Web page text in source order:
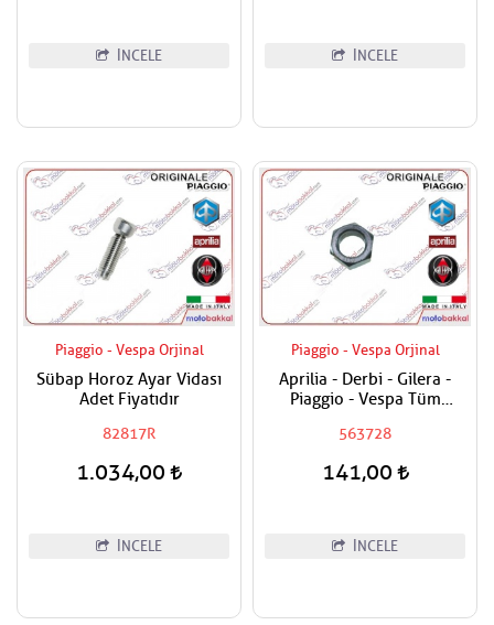
İNCELE İNCELE
Piaggio - Vespa Orjinal
Sübap Horoz Ayar Vidası
Adet Fiyatıdır
82817R
1.034,00
İNCELE
Piaggio - Vespa Orjinal
Aprilia - Derbi - Gilera -
Piaggio - Vespa Tüm
Tekerlek Somunu
563728
141,00
İNCELE